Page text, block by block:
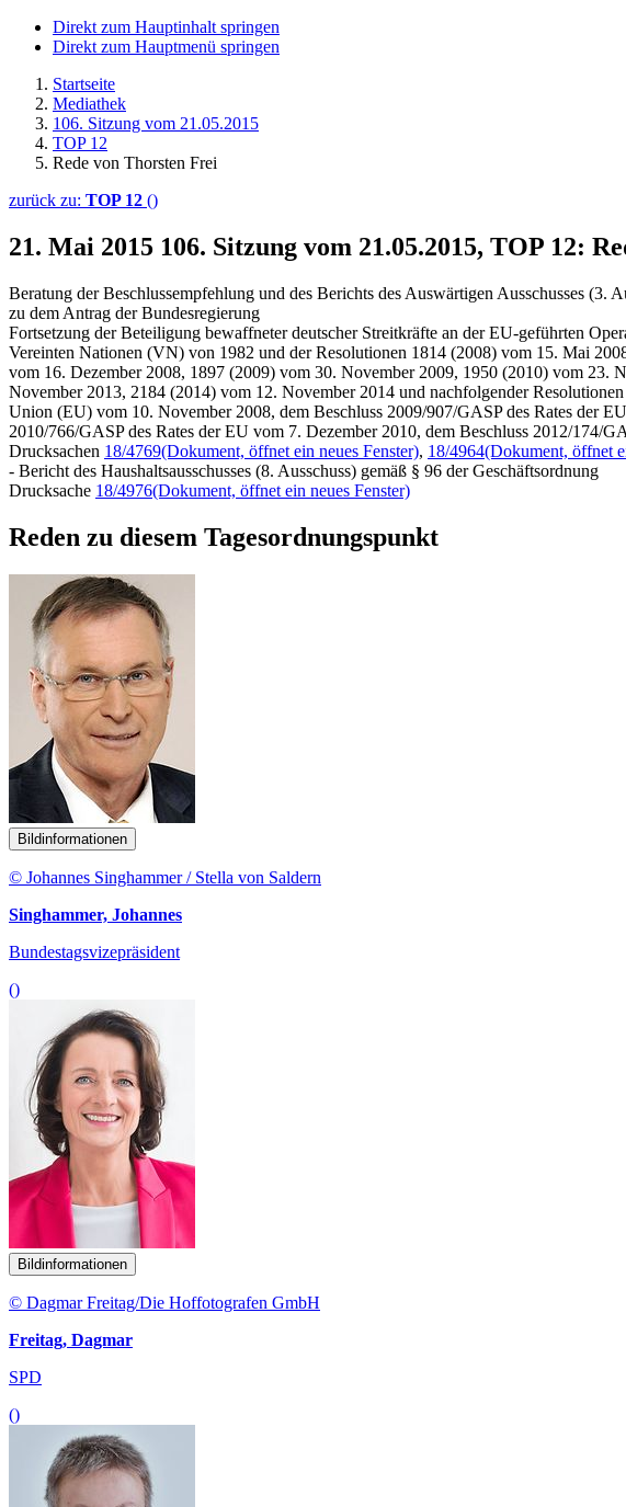
Direkt zum Hauptinhalt springen
Direkt zum Hauptmenü springen
Startseite
Mediathek
106. Sitzung vom 21.05.2015
TOP 12
Rede von Thorsten Frei
zurück zu: TOP 12 ()
21. Mai 2015 106. Sitzung vom 21.05.2015, TOP 12:
Beratung der Beschlussempfehlung und des Berichts des Auswärtigen Ausschusses (3.
zu dem Antrag der Bundesregierung
Fortsetzung der Beteiligung bewaffneter deutscher Streitkräfte an der EU-geführten
Vereinten Nationen (VN) von 1982 und der Resolutionen 1814 (2008) vom 15. Mai
vom 16. Dezember 2008, 1897 (2009) vom 30. November 2009, 1950 (2010) vom
November 2013, 2184 (2014) vom 12. November 2014 und nachfolgender
Union (EU) vom 10. November 2008, dem Beschluss 2009/907/GASP des Rates der
2010/766/GASP des Rates der EU vom 7. Dezember 2010, dem Beschluss 2012/174/
Drucksachen 18/4769(Dokument, öffnet ein neues Fenster), 18/4964(Dokument, öffnet
- Bericht des Haushaltsausschusses (8. Ausschuss) gemäß § 96 der Geschäftsordnung
Drucksache 18/4976(Dokument, öffnet ein neues Fenster)
Reden zu diesem Tagesordnungspunkt
Bildinformationen
© Johannes Singhammer / Stella von Saldern
Singhammer, Johannes
Bundestagsvizepräsident
()
Bildinformationen
© Dagmar Freitag/Die Hoffotografen GmbH
Freitag, Dagmar
SPD
()